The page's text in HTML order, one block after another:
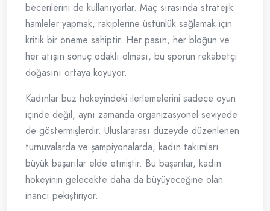
becerilerini de kullanıyorlar. Maç sırasında stratejik
hamleler yapmak, rakiplerine üstünlük sağlamak için
kritik bir öneme sahiptir. Her pasın, her bloğun ve
her atışın sonuç odaklı olması, bu sporun rekabetçi
doğasını ortaya koyuyor.
Kadınlar buz hokeyindeki ilerlemelerini sadece oyun
içinde değil, aynı zamanda organizasyonel seviyede
de göstermişlerdir. Uluslararası düzeyde düzenlenen
turnuvalarda ve şampiyonalarda, kadın takımları
büyük başarılar elde etmiştir. Bu başarılar, kadın
hokeyinin gelecekte daha da büyüyeceğine olan
inancı pekiştiriyor.